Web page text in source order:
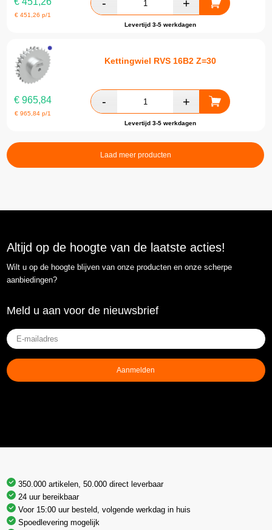
€451,26 p/1
Levertijd 3-5 werkdagen
Kettingwiel RVS 16B2 Z=30
€ 965,84
€965,84 p/1
Levertijd 3-5 werkdagen
Laad meer producten
Altijd op de hoogte van de laatste acties!
Wilt u op de hoogte blijven van onze producten en onze scherpe
aanbiedingen?
Meld u aan voor de nieuwsbrief
E-
mailadres(Vereist)
Aanmelden
350.000 artikelen, 50.000 direct leverbaar
24 uur bereikbaar
Voor 15:00 uur besteld, volgende werkdag in huis
Spoedlevering mogelijk